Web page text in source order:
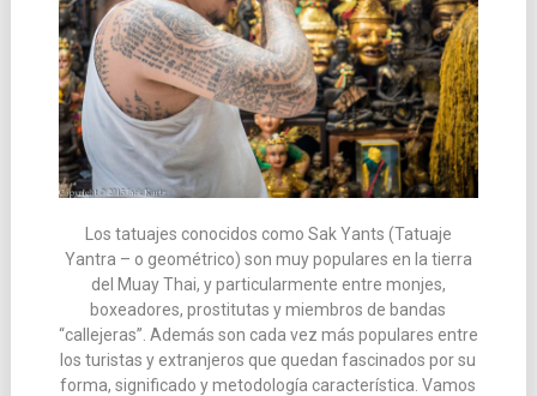
Los tatuajes conocidos como Sak Yants (Tatuaje
Yantra – o geométrico) son muy populares en la tierra
del Muay Thai, y particularmente entre monjes,
boxeadores, prostitutas y miembros de bandas
“callejeras”. Además son cada vez más populares entre
los turistas y extranjeros que quedan fascinados por su
forma, significado y metodología característica. Vamos